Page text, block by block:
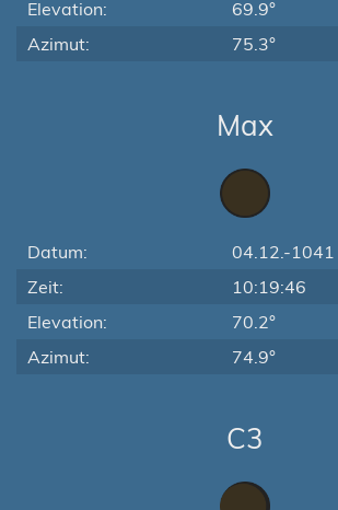
Elevation:
69.9°
Azimut:
75.3°
Max
Datum:
04.12.-1041
Zeit:
10:19:46
Elevation:
70.2°
Azimut:
74.9°
C3